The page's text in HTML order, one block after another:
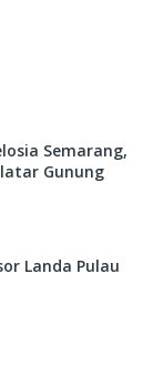
Semarang,
Gunung
Landa Pulau